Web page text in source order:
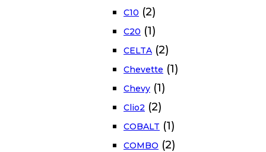
C10 (2)
C20 (1)
CELTA (2)
Chevette (1)
Chevy (1)
Clio2 (2)
COBALT (1)
COMBO (2)